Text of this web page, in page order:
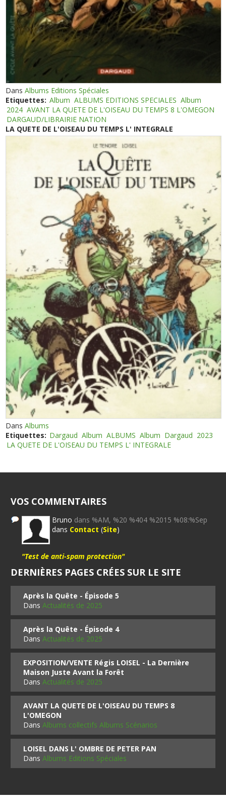
DansAlbums Editions Spéciales
Etiquettes: Album ALBUMS EDITIONS SPECIALES Album
2024 AVANT LA QUETE DE L'OISEAU DU TEMPS 8 L'OMEGON
DARGAUD/LIBRAIRIE NATION
LA QUETE DE L'OISEAU DU TEMPS L' INTEGRALE
DansAlbums
Etiquettes: Dargaud Album ALBUMS Album Dargaud 2023
LA QUETE DE L'OISEAU DU TEMPS L' INTEGRALE
VOS COMMENTAIRES
Bruno dans %AM, %20 %404 %2015 %08:%Sep
dans Contact (Site)
"Test de anti-spam protection"
DERNIÈRES PAGES CRÉES SUR LE SITE
Après la Quête - Épisode 5
DansActualités de 2025
Après la Quête - Épisode 4
DansActualités de 2025
EXPOSITION/VENTE Régis LOISEL - La Dernière
Maison Juste Avant la Forêt
DansActualités de 2025
AVANT LA QUETE DE L'OISEAU DU TEMPS 8
L'OMEGON
DansAlbums collectifs Albums Scénarios
LOISEL DANS L' OMBRE DE PETER PAN
DansAlbums Editions Spéciales